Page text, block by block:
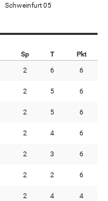
Schweinfurt 05
Sp T Pkt
2 6 6
2 5 6
2 5 6
2 4 6
2 3 6
2 2 6
2 4 4